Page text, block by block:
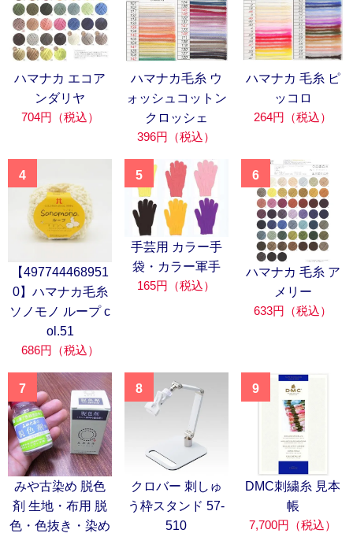
ハマナカ エコア
ンダリヤ
704円（税込）
ハマナカ毛糸 ウ
ォッシュコットン
クロッシェ
396円（税込）
ハマナカ 毛糸 ピ
ッコロ
264円（税込）
4
【497744468951
0】ハマナカ毛糸
ソノモノ ループ c
ol.51
686円（税込）
5
手芸用 カラー手
袋・カラー軍手
165円（税込）
6
ハマナカ 毛糸 ア
メリー
633円（税込）
7
みや古染め 脱色
剤 生地・布用 脱
色・色抜き・染め
8
クロバー 刺しゅ
う枠スタンド 57-
510
9
DMC刺繍糸 見本
帳
7,700円（税込）